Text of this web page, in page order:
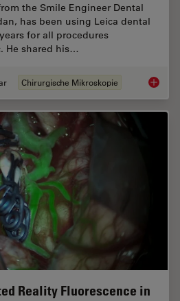
the Smile Engineer Dental
has been using Leica dental
for all procedures
He shared his…
Chirurgische Mikroskopie
Reality Fluorescence in